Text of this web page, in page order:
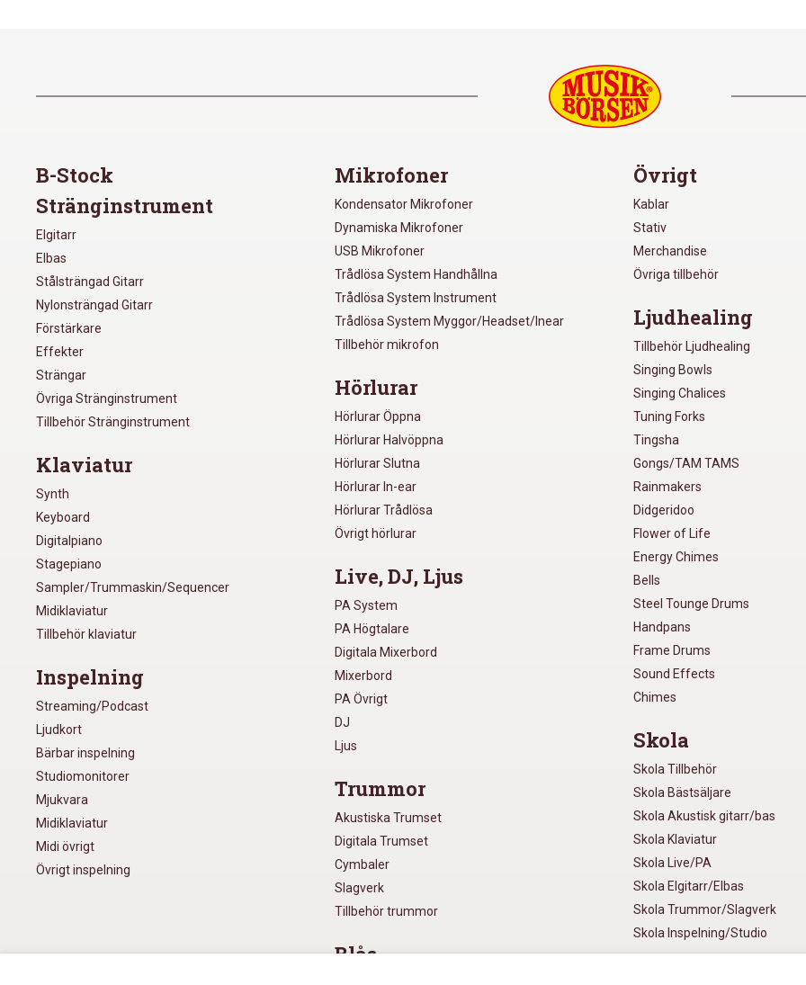
B-Stock
Stränginstrument
Elgitarr
Elbas
Stålsträngad Gitarr
Nylonsträngad Gitarr
Förstärkare
Effekter
Strängar
Övriga Stränginstrument
Tillbehör Stränginstrument
Klaviatur
Synth
Keyboard
Digitalpiano
Stagepiano
Sampler/Trummaskin/Sequencer
Midiklaviatur
Tillbehör klaviatur
Inspelning
Streaming/Podcast
Ljudkort
Bärbar inspelning
Studiomonitorer
Mjukvara
Midiklaviatur
Midi övrigt
Övrigt inspelning
Mikrofoner
Kondensator Mikrofoner
Dynamiska Mikrofoner
USB Mikrofoner
Trådlösa System Handhållna
Trådlösa System Instrument
Trådlösa System Myggor/Headset/Inear
Tillbehör mikrofon
Hörlurar
Hörlurar Öppna
Hörlurar Halvöppna
Hörlurar Slutna
Hörlurar In-ear
Hörlurar Trådlösa
Övrigt hörlurar
Live, DJ, Ljus
PA System
PA Högtalare
Digitala Mixerbord
Mixerbord
PA Övrigt
DJ
Ljus
Trummor
Akustiska Trumset
Digitala Trumset
Cymbaler
Slagverk
Tillbehör trummor
Blås
Övrigt
Kablar
Stativ
Merchandise
Övriga tillbehör
Ljudhealing
Tillbehör Ljudhealing
Singing Bowls
Singing Chalices
Tuning Forks
Tingsha
Gongs/TAM TAMS
Rainmakers
Didgeridoo
Flower of Life
Energy Chimes
Bells
Steel Tounge Drums
Handpans
Frame Drums
Sound Effects
Chimes
Skola
Skola Tillbehör
Skola Bästsäljare
Skola Akustisk gitarr/bas
Skola Klaviatur
Skola Live/PA
Skola Elgitarr/Elbas
Skola Trummor/Slagverk
Skola Inspelning/Studio